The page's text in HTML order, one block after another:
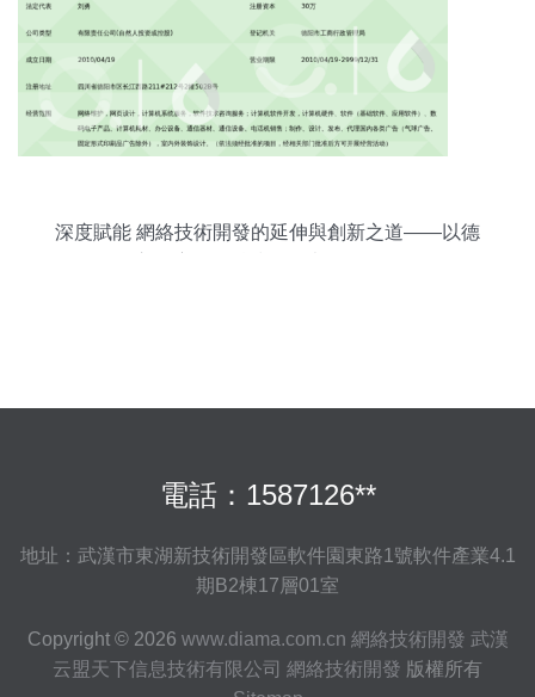
深度賦能 網絡技術開發的延伸與創新之道——以德
電話：1587126**
地址：武漢市東湖新技術開發區軟件園東路1號軟件產業4.1
期B2棟17層01室
Copyright © 2026 www.diama.com.cn 網絡技術開發 武漢
云盟天下信息技術有限公司 網絡技術開發 版權所有